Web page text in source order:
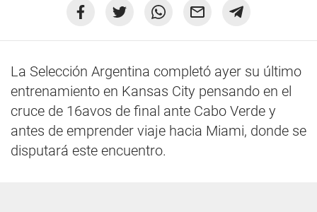
La Selección Argentina completó ayer su último
entrenamiento en Kansas City pensando en el
cruce de 16avos de final ante Cabo Verde y
antes de emprender viaje hacia Miami, donde se
disputará este encuentro.